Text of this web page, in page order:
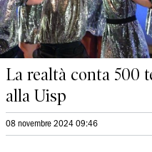
La realtà conta 500
alla Uisp
08 novembre 2024 09:46